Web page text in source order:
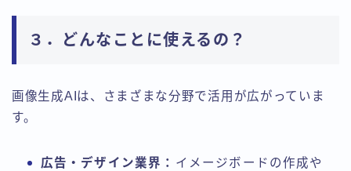
３．どんなことに使えるの？
画像生成AIは、さまざまな分野で活用が広がっていま
す。
広告・デザイン業界： イメージボードの作成や